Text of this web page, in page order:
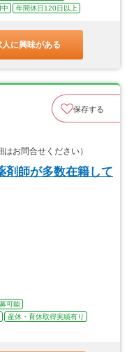
年間休日120日以上
人に興味がある
保存する
お問合せください）
剤師が多数在籍して
可能
産休・育休取得実績有り